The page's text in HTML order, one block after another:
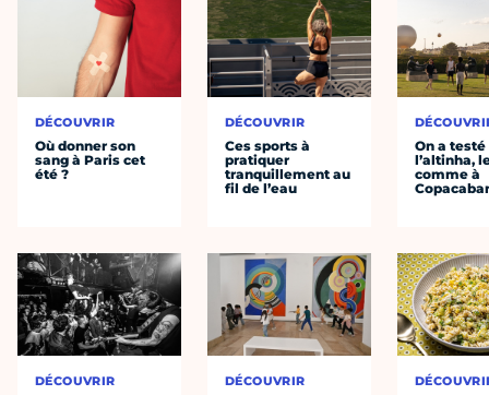
DÉCOUVRIR
Où donner son
sang à Paris cet
été ?
DÉCOUVRIR
DÉCOUVRIR
Ces sports à
pratiquer
tranquillement au
fil de l’eau
DÉCOUVRIR
On a testé
l’altinha,
comme à